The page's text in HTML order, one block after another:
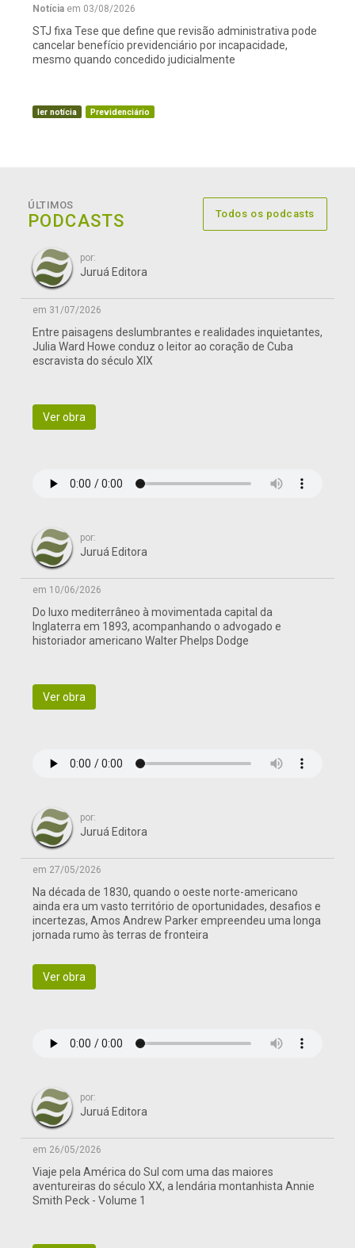
Notícia em 03/08/2026
STJ fixa Tese que define que revisão administrativa pode
cancelar benefício previdenciário por incapacidade,
mesmo quando concedido judicialmente
ler notícia Previdenciário
ÚLTIMOS
PODCASTS Todos os podcasts
por:
Juruá Editora
em 31/07/2026
Entre paisagens deslumbrantes e realidades inquietantes,
Julia Ward Howe conduz o leitor ao coração de Cuba
escravista do século XIX
Ver obra
por:
Juruá Editora
em 10/06/2026
Do luxo mediterrâneo à movimentada capital da
Inglaterra em 1893, acompanhando o advogado e
historiador americano Walter Phelps Dodge
Ver obra
por:
Juruá Editora
em 27/05/2026
Na década de 1830, quando o oeste norte-americano
ainda era um vasto território de oportunidades, desafios e
incertezas, Amos Andrew Parker empreendeu uma longa
jornada rumo às terras de fronteira
Ver obra
por:
Juruá Editora
em 26/05/2026
Viaje pela América do Sul com uma das maiores
aventureiras do século XX, a lendária montanhista Annie
Smith Peck - Volume 1